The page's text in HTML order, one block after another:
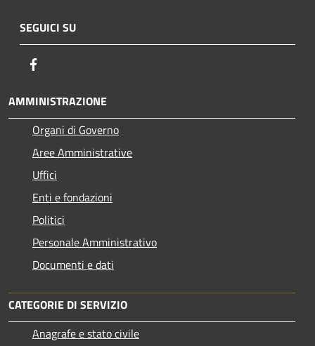
SEGUICI SU
AMMINISTRAZIONE
Organi di Governo
Aree Amministrative
Uffici
Enti e fondazioni
Politici
Personale Amministrativo
Documenti e dati
CATEGORIE DI SERVIZIO
Anagrafe e stato civile